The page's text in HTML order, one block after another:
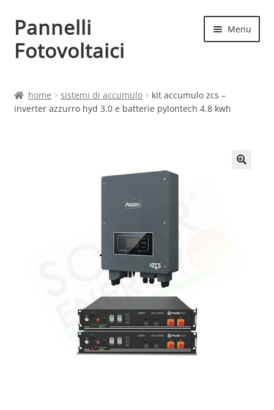
Vai
alla
navigazione
Vai
al
contenuto
Pannelli
Fotovoltaici
Menu
Cart
home sistemi di accumulo
kit accumulo zcs –
inverter azzurro hyd 3.0 e batterie pylontech 4.8 kwh